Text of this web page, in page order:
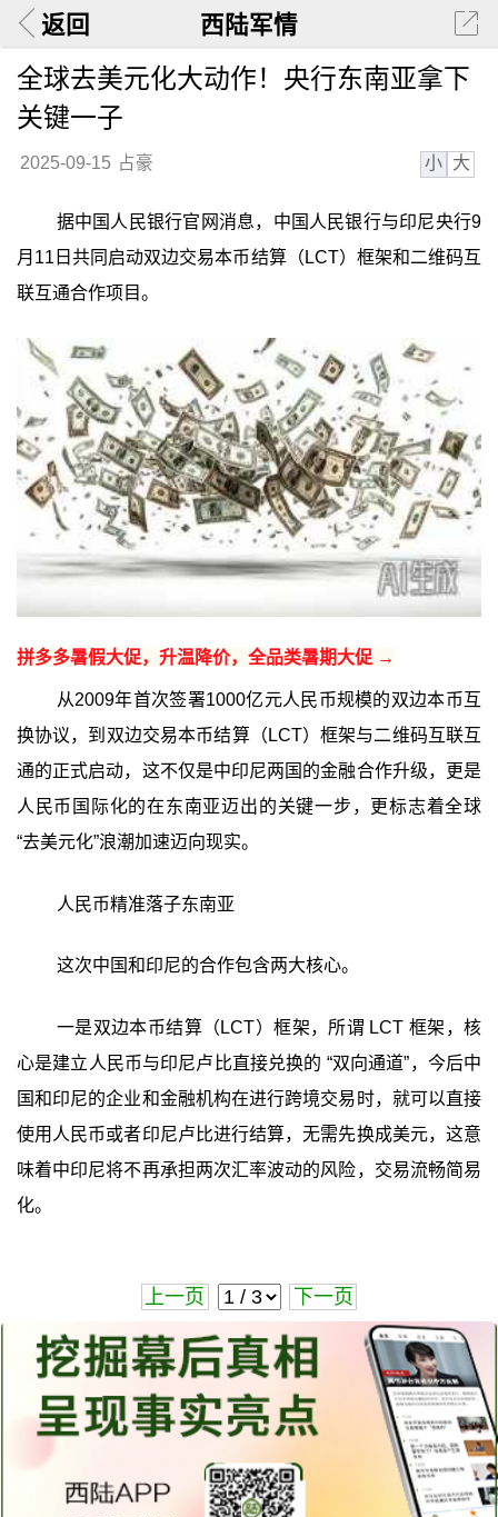
返回 西陆军情
全球去美元化大动作！央行东南亚拿下
关键一子
2025-09-15 占豪 小 大
据中国人民银行官网消息，中国人民银行与印尼央行9
月11日共同启动双边交易本币结算（LCT）框架和二维码互
联互通合作项目。
拼多多暑假大促，升温降价，全品类暑期大促 →
从2009年首次签署1000亿元人民币规模的双边本币互
换协议，到双边交易本币结算（LCT）框架与二维码互联互
通的正式启动，这不仅是中印尼两国的金融合作升级，更是
人民币国际化的在东南亚迈出的关键一步，更标志着全球
“去美元化”浪潮加速迈向现实。
人民币精准落子东南亚
这次中国和印尼的合作包含两大核心。
一是双边本币结算（LCT）框架，所谓 LCT 框架，核
心是建立人民币与印尼卢比直接兑换的 “双向通道”，今后中
国和印尼的企业和金融机构在进行跨境交易时，就可以直接
使用人民币或者印尼卢比进行结算，无需先换成美元，这意
味着中印尼将不再承担两次汇率波动的风险，交易流畅简易
化。
上一页 下一页